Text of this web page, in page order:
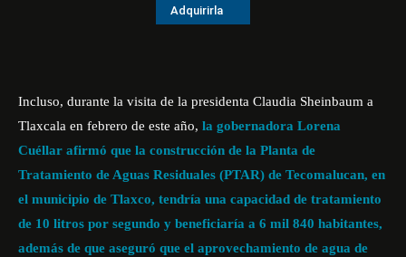
Adquirirla
Incluso, durante la visita de la presidenta Claudia Sheinbaum a
Tlaxcala en febrero de este año, la gobernadora Lorena
Cuéllar afirmó que la construcción de la Planta de
Tratamiento de Aguas Residuales (PTAR) de Tecomalucan, en
el municipio de Tlaxco, tendría una capacidad de tratamiento
de 10 litros por segundo y beneficiaría a 6 mil 840 habitantes,
además de que aseguró que el aprovechamiento de agua de